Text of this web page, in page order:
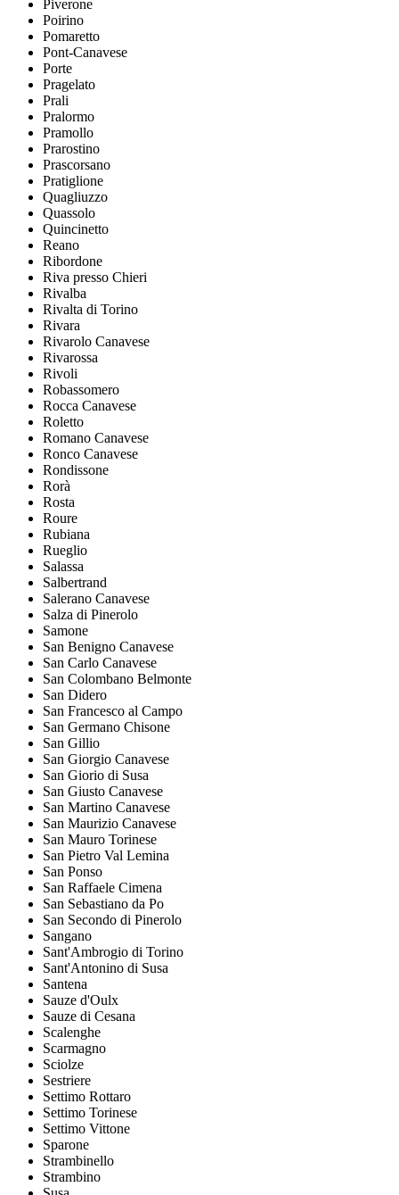
Piverone
Poirino
Pomaretto
Pont-Canavese
Porte
Pragelato
Prali
Pralormo
Pramollo
Prarostino
Prascorsano
Pratiglione
Quagliuzzo
Quassolo
Quincinetto
Reano
Ribordone
Riva presso Chieri
Rivalba
Rivalta di Torino
Rivara
Rivarolo Canavese
Rivarossa
Rivoli
Robassomero
Rocca Canavese
Roletto
Romano Canavese
Ronco Canavese
Rondissone
Rorà
Rosta
Roure
Rubiana
Rueglio
Salassa
Salbertrand
Salerano Canavese
Salza di Pinerolo
Samone
San Benigno Canavese
San Carlo Canavese
San Colombano Belmonte
San Didero
San Francesco al Campo
San Germano Chisone
San Gillio
San Giorgio Canavese
San Giorio di Susa
San Giusto Canavese
San Martino Canavese
San Maurizio Canavese
San Mauro Torinese
San Pietro Val Lemina
San Ponso
San Raffaele Cimena
San Sebastiano da Po
San Secondo di Pinerolo
Sangano
Sant'Ambrogio di Torino
Sant'Antonino di Susa
Santena
Sauze d'Oulx
Sauze di Cesana
Scalenghe
Scarmagno
Sciolze
Sestriere
Settimo Rottaro
Settimo Torinese
Settimo Vittone
Sparone
Strambinello
Strambino